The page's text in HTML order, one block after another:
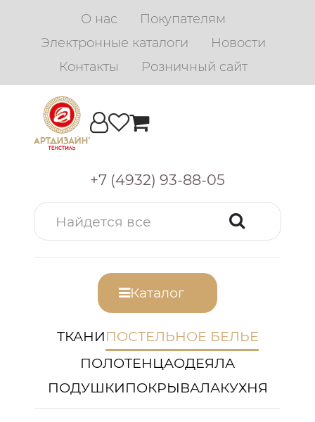
О нас
Покупателям
Электронные каталоги
Новости
Контакты
Розничный сайт
+7 (4932) 93-88-05
Каталог
ТКАНИПОСТЕЛЬНОЕ БЕЛЬЕ
ПОЛОТЕНЦАОДЕЯЛА
ПОДУШКИПОКРЫВАЛАКУХНЯ